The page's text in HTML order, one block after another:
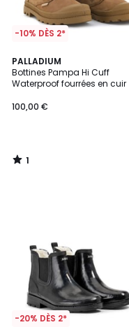
-10% DÈS 2*
PALLADIUM
Bottines Pampa Hi Cuff
Waterproof fourrées en cuir
100,00 €
1
/
5
1
/
-20% DÈS 2*